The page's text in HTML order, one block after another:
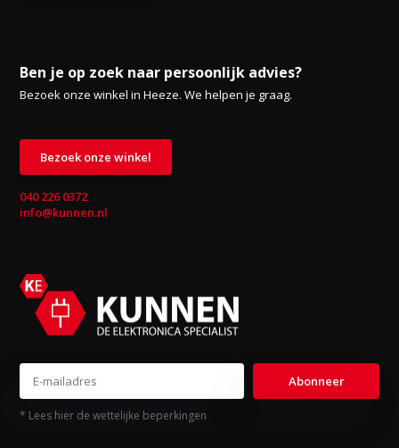
Ben je op zoek naar persoonlijk advies?
Bezoek onze winkel in Heeze. We helpen je graag.
Bezoek onze winkel
040 226 0372
info@kunnen.nl
Abonneer
* Lees hier de wettelijke beperkingen